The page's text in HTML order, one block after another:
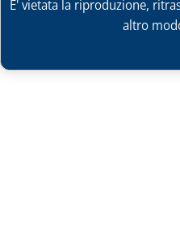
E' vietata la riproduzione,
altro